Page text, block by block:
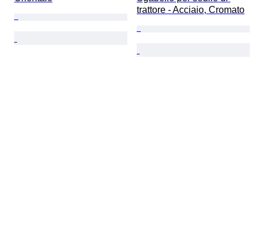
trattore - Acciaio, Cromato